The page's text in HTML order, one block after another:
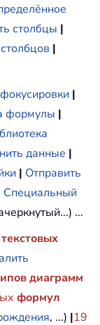
столбцы |
|
|
формулы |
данные |
| Отправить
Специальный
...
текстовых
диаграмм
формул
, ...) |19